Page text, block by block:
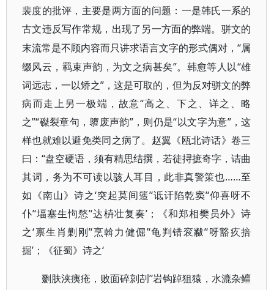
裴度的批评，主要是两方面的问题：一是韩氏一系的
古文违反写作常规，出现了另一方面的弊端。骈文的
末流常是不顾内容而只讲求语言文字的形式偶对，“属
缀风云，羁束声韵，为文之病甚矣”。韩愈等人以“雄
词远志，一以矫之”，这是可取的，但为反对骈文的弊
病而走上另一极端，故意“高之、下之、详之、略
之”“磔裂章句，隳废声韵”，则仍是“以文字为意”，这
样也就难以避免类同之病了。赵翼《瓯北诗话》卷三
曰：“盘空硬语，须有精思结撰，若徒挦摭奇字，诘曲
其词，务为不可读以骇人耳目，此非真警策也……至
如《南山》诗之‘突起莫间簉’‘诋讦陷乾窦’‘仰喜呀不
仆’‘堛塞生怐愗’‘达枿壮复奏’；《和郑相樊员外》诗
之‘禀生肖剿刚’‘烹斡力健倔’‘龟判错衮黻’‘呀豁疚掊
掘’；《征蜀》诗之‘
剟 肤浃痍疮，败面碎剠㓤’‘岩钩踔狙猿，水漉杂鳣